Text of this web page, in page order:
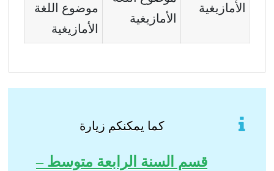
الأمازيغية
الأمازيغية
موضوع اللغة
الأمازيغية
كما يمكنكم زيارة
قسم السنة الرابعة متوسط –